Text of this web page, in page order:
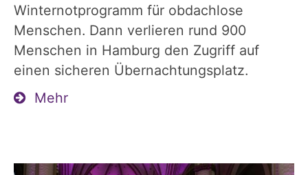
Winternotprogramm für obdachlose
Menschen. Dann verlieren rund 900
Menschen in Hamburg den Zugriff auf
einen sicheren Übernachtungsplatz.
Mehr